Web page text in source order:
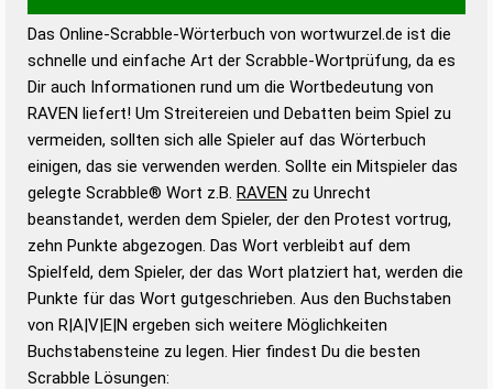
Wortwurzel liefert mit Hilfe eines semantischen
Wortanalyse-Algorithmus gute Anhaltspunkte zu
Wortbedeutung, Worttrennung und Wortform, um die
Gültigkeit eines Wortes für das Scrabble-Spiel zu
bestimmen!
zugelassene Turnier Scrabble-
Wörterbücher sind:
Duden – Standardwerk in 12 Bänden
Duden – Richtiges und gutes
Deutsch
Duden – Die deutsche Grammatik
Duden – Deutsches
Das Online-Scrabble-Wörterbuch von wortwurzel.de ist die
schnelle und einfache Art der Scrabble-Wortprüfung, da es
Dir auch Informationen rund um die Wortbedeutung von
RAVEN liefert! Um Streitereien und Debatten beim Spiel zu
vermeiden, sollten sich alle Spieler auf das Wörterbuch
einigen, das sie verwenden werden. Sollte ein Mitspieler das
gelegte Scrabble® Wort z.B. RAVEN zu Unrecht
beanstandet, werden dem Spieler, der den Protest vortrug,
zehn Punkte abgezogen. Das Wort verbleibt auf dem
Spielfeld, dem Spieler, der das Wort platziert hat, werden die
Punkte für das Wort gutgeschrieben. Aus den Buchstaben
von R|A|V|E|N ergeben sich weitere Möglichkeiten
Buchstabensteine zu legen. Hier findest Du die besten
Scrabble Lösungen: